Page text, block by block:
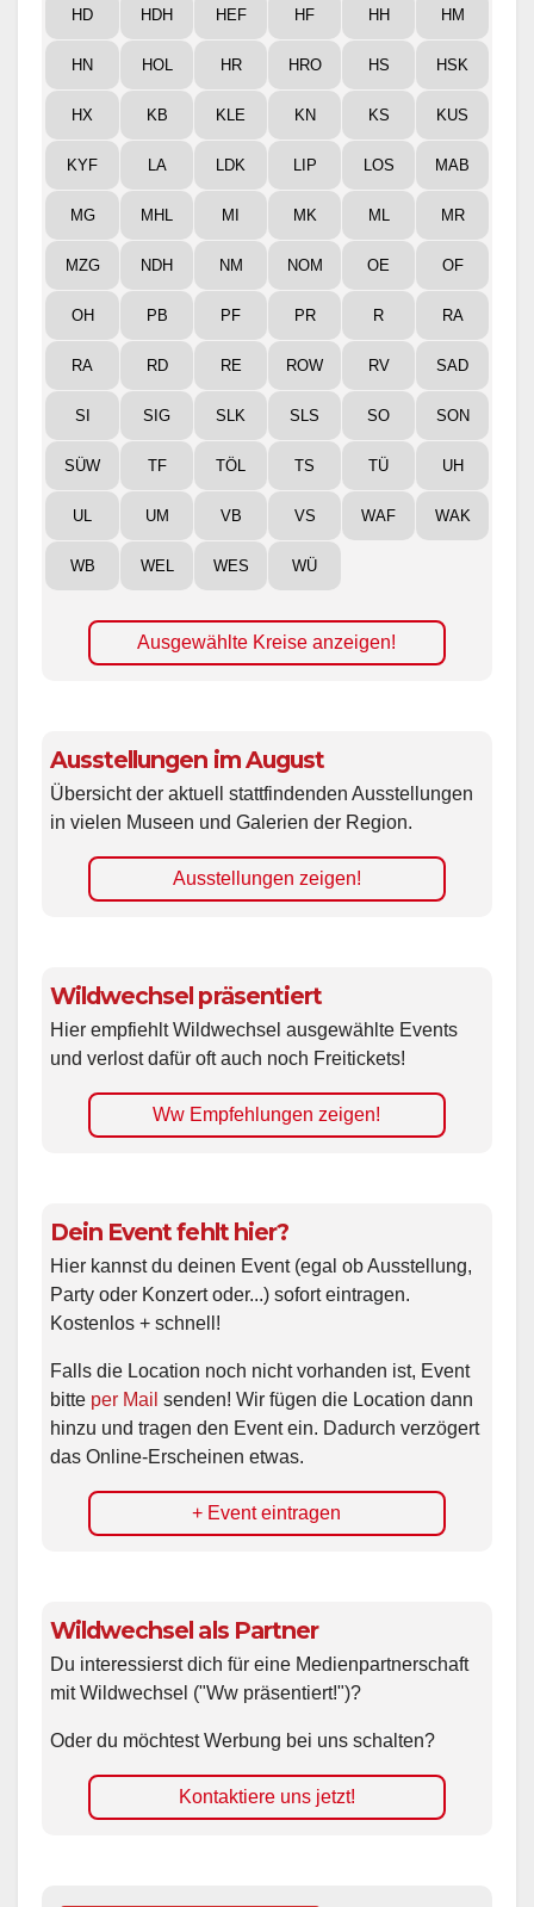
HD HDH HEF HF HH HM
HN HOL HR HRO HS HSK
HX KB KLE KN KS KUS
KYF LA LDK LIP LOS MAB
MG MHL MI MK ML MR
MZG NDH NM NOM OE OF
OH PB PF PR R RA
RA RD RE ROW RV SAD
SI SIG SLK SLS SO SON
SÜW TF TÖL TS TÜ UH
UL UM VB VS WAF WAK
WB WEL WES WÜ
Ausgewählte Kreise anzeigen!
Ausstellungen im August
Übersicht der aktuell stattfindenden Ausstellungen
in vielen Museen und Galerien der Region.
Ausstellungen zeigen!
Wildwechsel präsentiert
Hier empfiehlt Wildwechsel ausgewählte Events
und verlost dafür oft auch noch Freitickets!
Ww Empfehlungen zeigen!
Dein Event fehlt hier?
Hier kannst du deinen Event (egal ob Ausstellung,
Party oder Konzert oder...) sofort eintragen.
Kostenlos + schnell!
Falls die Location noch nicht vorhanden ist, Event
bitte per Mail senden! Wir fügen die Location dann
hinzu und tragen den Event ein. Dadurch verzögert
das Online-Erscheinen etwas.
+ Event eintragen
Wildwechsel als Partner
Du interessierst dich für eine Medienpartnerschaft
mit Wildwechsel ("Ww präsentiert!")?
Oder du möchtest Werbung bei uns schalten?
Kontaktiere uns jetzt!